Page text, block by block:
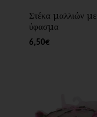
Στέκα μαλλιών με
ύφασμα
6,50€